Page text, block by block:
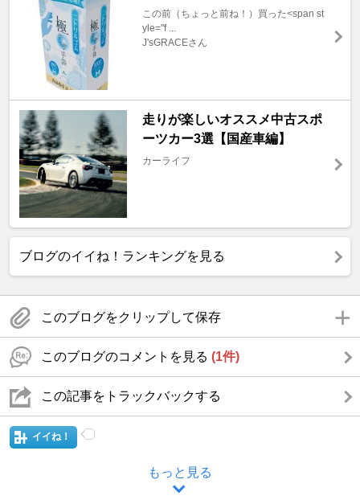
この前（ちょっと前ね！）買った<span st
yle="f ...
J'sGRACEさん
走りが楽しいオススメ中古スポ
ーツカー3選【国産車編】
カーライフ
ブログのイイね！ランキングを見る
このブログをクリップして保存
このブログのコメントを見る (1件)
この記事をトラックバックする
イイね！
もっと見る